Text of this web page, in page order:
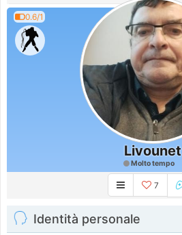
0.6/1
Livounet
Molto tempo
7
Identità personale